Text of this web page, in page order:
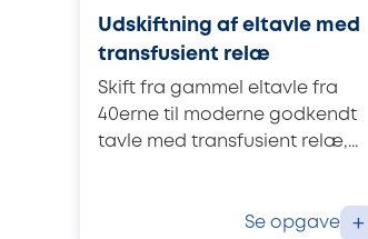
Udskiftning af eltavle med
transfusient relæ
Skift fra gammel eltavle fra
40erne til moderne godkendt
tavle med transfusient relæ,...
Se opgave +